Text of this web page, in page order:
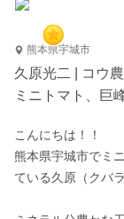
熊本県宇城市
久原光二 | コウ
ミニトマト、巨
こんにちは！！
熊本県宇城市でミ
ている久原（クバ